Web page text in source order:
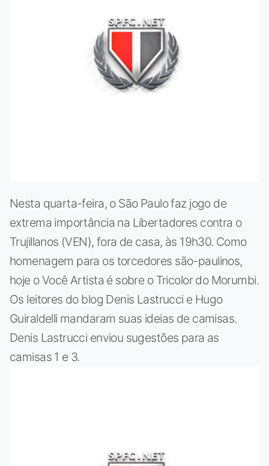
Nesta quarta-feira, o São Paulo faz jogo de
extrema importância na Libertadores contra o
Trujillanos (VEN), fora de casa, às 19h30. Como
homenagem para os torcedores são-paulinos,
hoje o Você Artista é sobre o Tricolor do Morumbi.
Os leitores do blog Denis Lastrucci e Hugo
Guiraldelli mandaram suas ideias de camisas.
Denis Lastrucci enviou sugestões para as
camisas 1 e 3.